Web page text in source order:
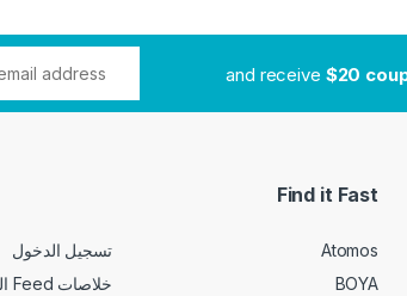
$20
Find it Fast
Atomos
BOYA
تسجيل الدخول
خلاصات Feed الإدخالات